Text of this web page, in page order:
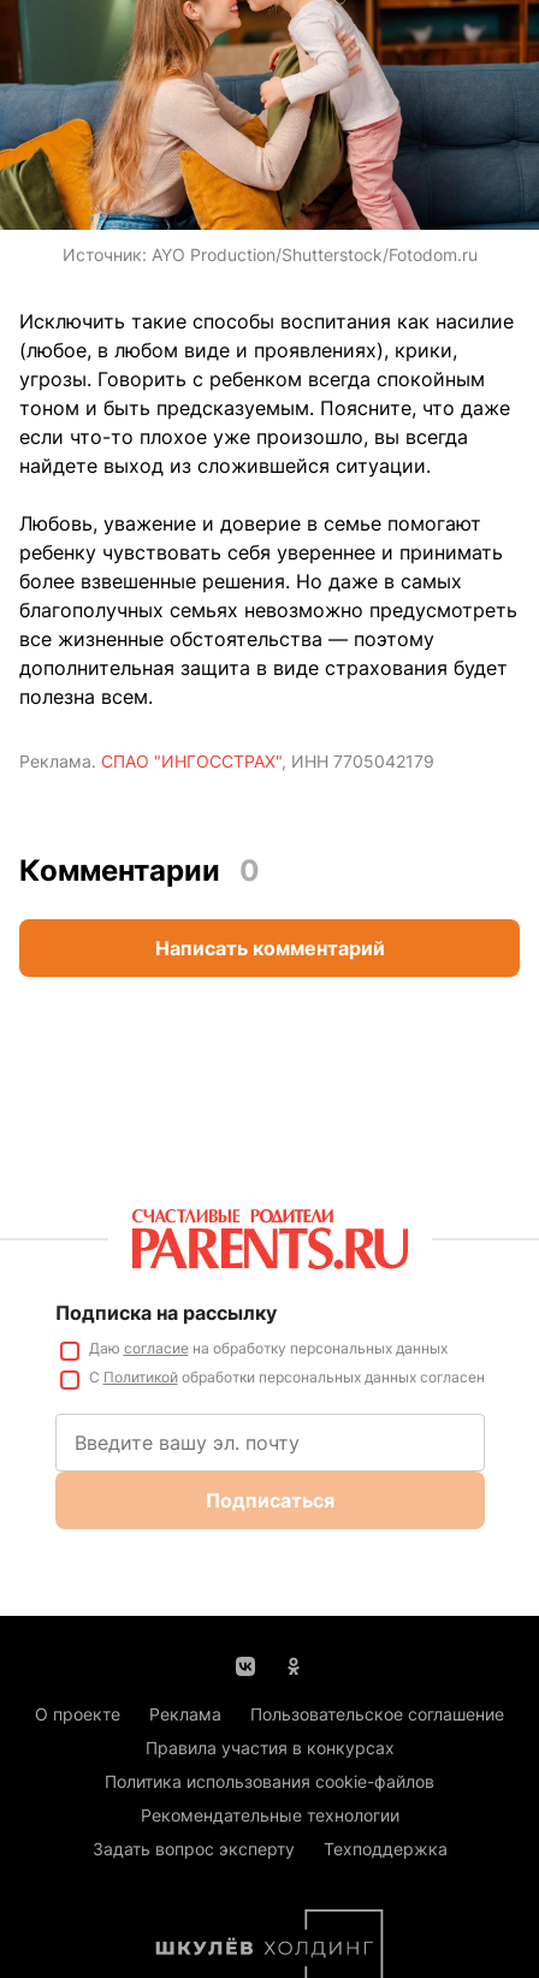
Источник: AYO Production/Shutterstock/Fotodom.ru
Исключить такие способы воспитания как насилие
(любое, в любом виде и проявлениях), крики,
угрозы. Говорить с ребенком всегда спокойным
тоном и быть предсказуемым. Поясните, что даже
если что-то плохое уже произошло, вы всегда
найдете выход из сложившейся ситуации.
Любовь, уважение и доверие в семье помогают
ребенку чувствовать себя увереннее и принимать
более взвешенные решения. Но даже в самых
благополучных семьях невозможно предусмотреть
все жизненные обстоятельства — поэтому
дополнительная защита в виде страхования будет
полезна всем.
Реклама. СПАО "ИНГОССТРАХ", ИНН 7705042179
Комментарии 0
Написать комментарий
Подписка на рассылку
Даю согласиена обработку персональных данных
С Политикойобработки персональных данных согласен
Подписаться
О проекте Реклама
Пользовательское соглашение
Правила участия в конкурсах
Политика использования cookie-файлов
Рекомендательные технологии
Задать вопрос эксперту
Техподдержка